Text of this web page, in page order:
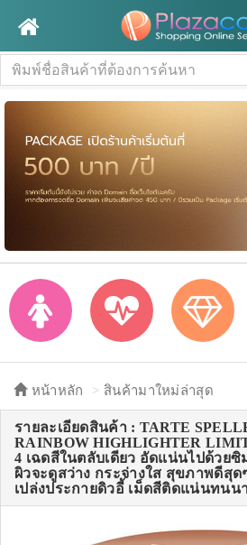
หน้าหลัก สินค้ามาใหม่ล่าสุด
รายละเอียดสินค้า : TARTE
RAINBOW HIGHLIGHTER
4 เฉดสีในตลับเดียว อัดแน่นไปด้วยซิ
ผิวจะดูสว่าง กระจ่างใส สุขภาพดีสุ
เปล่งประกายดิวอี้ เม็ดสีติดแน่นทน